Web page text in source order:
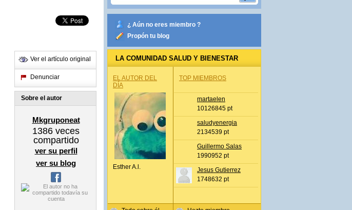
Ver el artículo original
Denunciar
Sobre el autor
Mkgruponeat
1386 veces
compartido
ver su perfil
ver su blog
¿ Aún no eres miembro ?
Propón tu blog
LA COMUNIDAD SALUD Y BIENESTAR
EL AUTOR DEL
DÍA
Esther A.l.
TOP MIEMBROS
martaelen
10126845 pt
saludyenergia
2134539 pt
Guillermo Salas
1990952 pt
Jesus Gutierrez
1748632 pt